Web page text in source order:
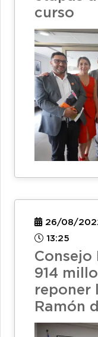
curso
26/08/
13:25
Consejo
914
reponer
Ramón